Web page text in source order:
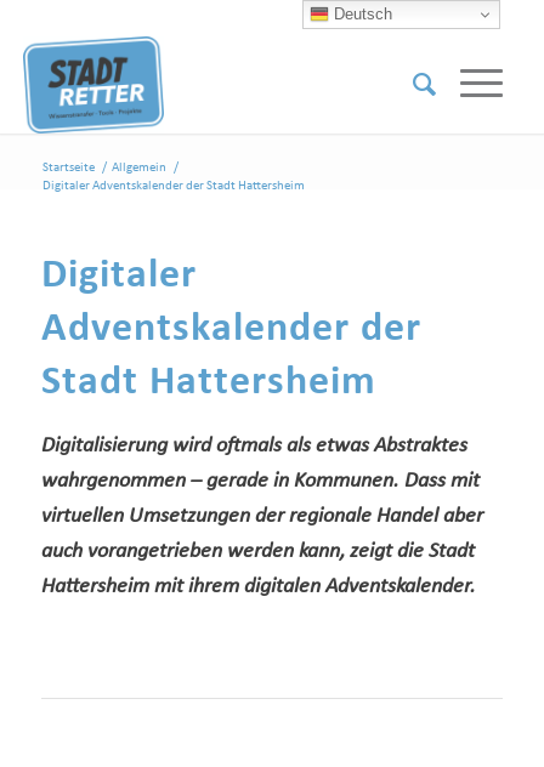
Startseite / Allgemein
/
Digitaler Adventskalender der Stadt Hattersheim
Digitaler
Adventskalender der
Stadt Hattersheim
Digitalisierung wird oftmals als etwas Abstraktes
wahrgenommen – gerade in Kommunen. Dass mit
virtuellen Umsetzungen der regionale Handel aber
auch vorangetrieben werden kann, zeigt die Stadt
Hattersheim mit ihrem digitalen Adventskalender.
Deutsch